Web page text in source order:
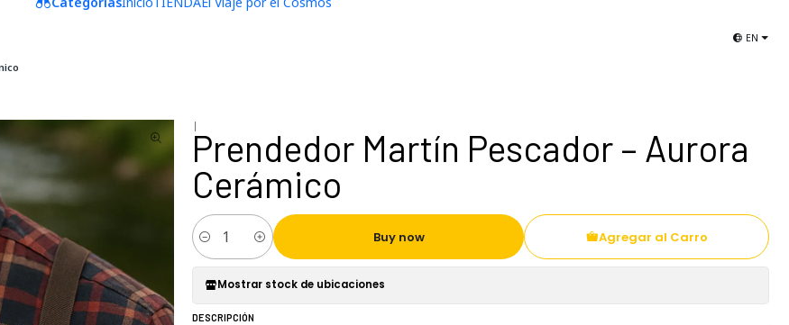
EN
|
Prendedor Martín Pescador – Aurora
Cerámico
Cantidad Agregar al Carro
Buy now
Mostrar stock de ubicaciones
DESCRIPCIÓN